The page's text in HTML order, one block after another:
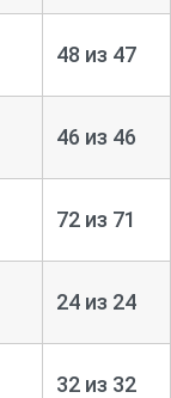
48 из 47
46 из 46
72 из 71
24 из 24
32 из 32